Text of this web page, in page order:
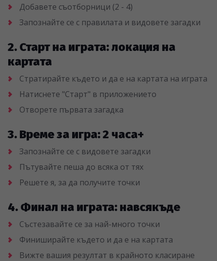
Добавете съотборници (2 - 4)
Запознайте се с правилата и видовете загадки
2. Старт на играта: локация на
картата
Стратирайте където и да е на картата на играта
Натиснете "Старт" в приложението
Отворете първата загадка
3. Време за игра: 2 часа+
Запознайте се с видовете загадки
Пътувайте пеша до всяка от тях
Решете я, за да получите точки
4. Финал на играта: навсякъде
Състезавайте се за най-много точки
Финиширайте където и да е на картата
Вижте вашия резултат в крайното класиране